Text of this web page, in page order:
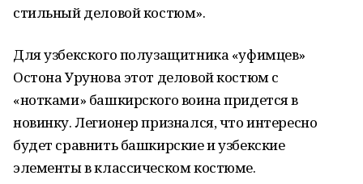
стильный деловой костюм».
Для узбекского полузащитника «уфимцев»
Остона Урунова этот деловой костюм с
«нотками» башкирского воина придется в
новинку. Легионер признался, что интересно
будет сравнить башкирские и узбекские
элементы в классическом костюме.